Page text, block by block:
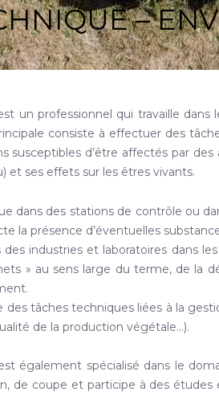
–
un professionnel qui travaille
consiste à effectuer des
susceptibles d’être affectés par
et ses effets sur les êtres vivants.
dans des stations de contrôle ou
la présence d’éventuelles
industries et laboratoires dans
» au sens large du terme, de la
des tâches techniques liées à la
de la production végétale…).
également spécialisé dans le
de coupe et participe à des